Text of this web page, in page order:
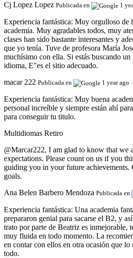
Cj Lopez Lopez Publicada en 1
Experiencia fantástica: Muy orgulloso de
academia. Muy agradables todos, muy
clases han sido bastante interesantes y
que yo tenía. Tuve de profesora María
muchísimo con ella. Si estás buscando
idioma, E"es el sitio adecuado.
macar 222 Publicada en 1 year ago
Experiencia fantástica: Muy buena
personal increíble y siempre están ahí
para conseguir tu titulo.
Multidiomas Retiro
@Marcar222, I am glad to know that we
expectations. Please count on us if you
guiding you in your future
goals.
Ana Belen Barbero Mendoza Publicada en
Experiencia fantástica: Una academia
prepararon genial para sacarse el B2, y
trato por parte de Beatriz es inmejorable,
muy fluida en todo momento. La
en contar con ellos en otra ocasión que
todo.